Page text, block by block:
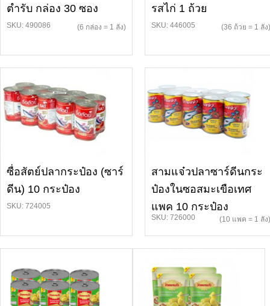
ตำรับ กล่อง 30 ซอง
SKU: 490086 (6 กล่อง = 1 ลัง)
รสไก่ 1 ถ้วย
SKU: 446005 (36 ถ้วย = 1 ลัง)
ซื่อสัตย์ปลากระป๋อง (ซาร์
ดีน) 10 กระป๋อง
SKU: 724005
สามแจ๋วปลาซาร์ดีนกระ
ป๋องในซอสมะเขือเทศ
แพค 10 กระป๋อง
SKU: 726000 (10 แพค = 1 ลัง)